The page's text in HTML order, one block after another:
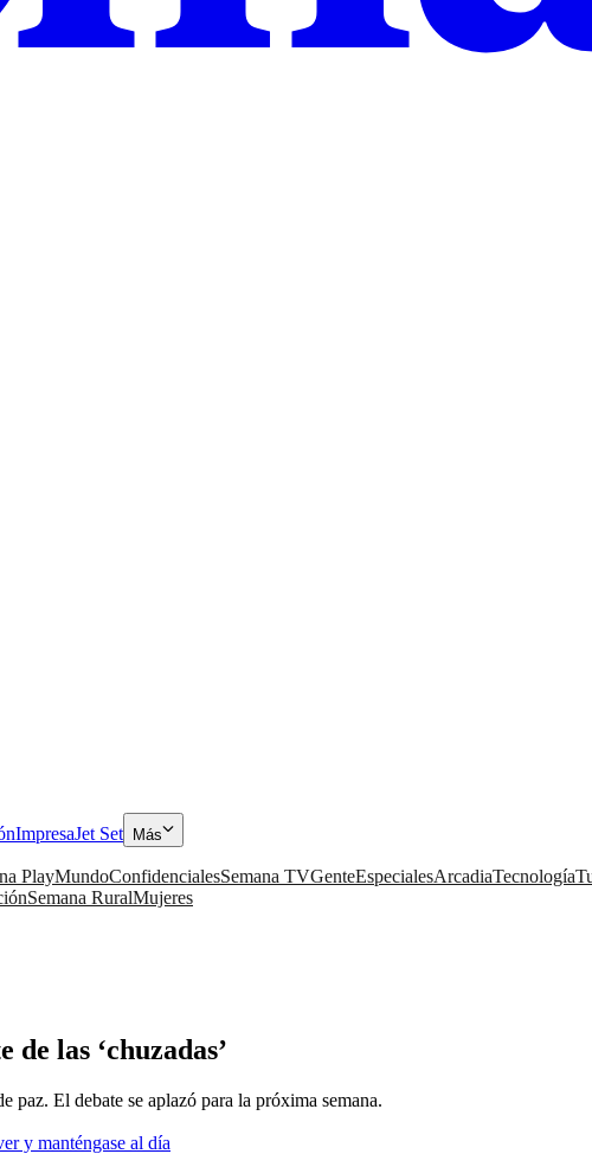
ImpresaJet Set Más
PlayMundoConfidencialesSemana TVGenteEspecialesArcadiaTecnología
Semana RuralMujeres
las ‘chuzadas’
paz. El debate se aplazó para la próxima semana.
y manténgase al día